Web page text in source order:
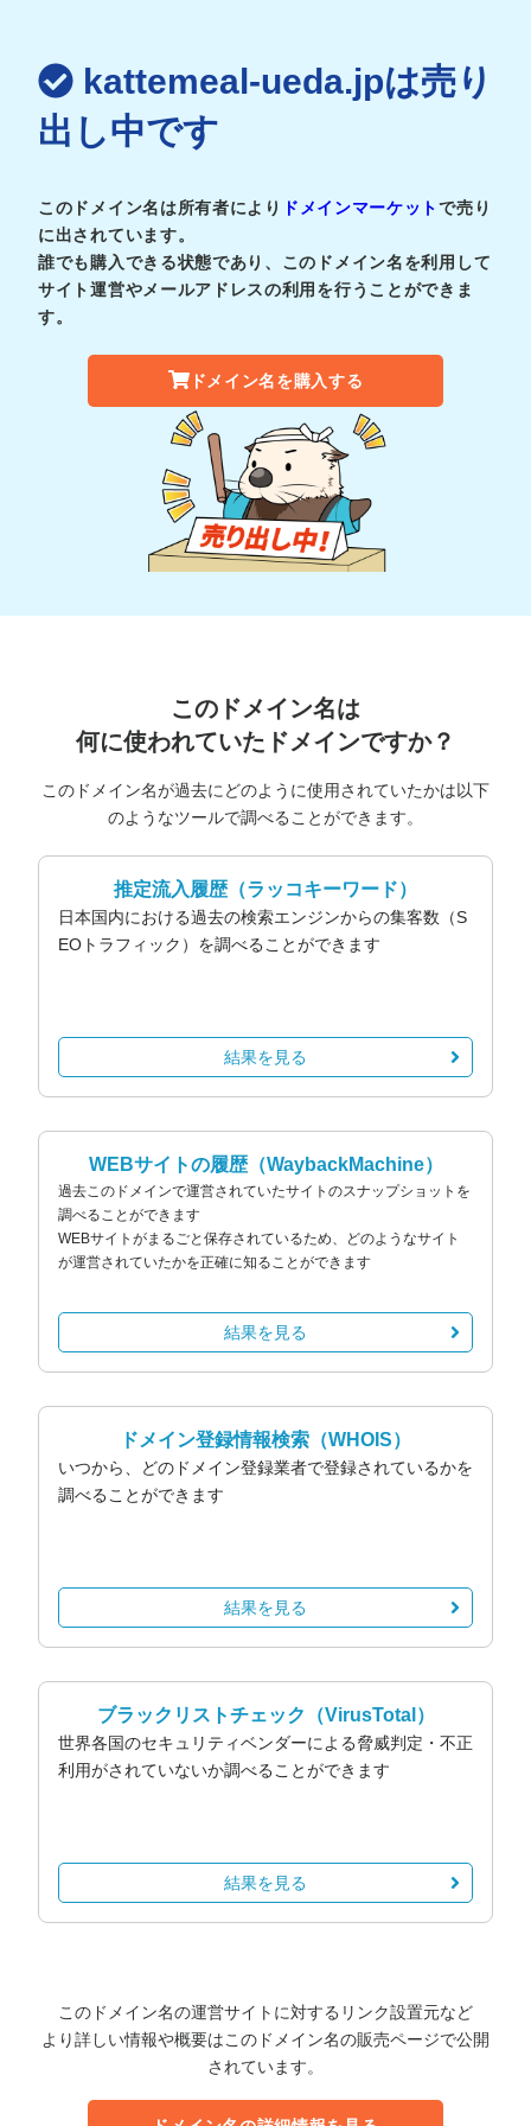
kattemeal-ueda.jpは売り
出し中です
このドメイン名は所有者により ドメインマーケットで売り
に出されています。
誰でも購入できる状態であり、このドメイン名を利用して
サイト運営やメールアドレスの利用を行うことができま
す。
ドメイン名を購入する
このドメイン名は
何に使われていたドメインですか？
このドメイン名が過去にどのように使用されていたかは以下
のようなツールで調べることができます。
推定流入履歴（ラッコキーワード）
日本国内における過去の検索エンジンからの集客数（S
EOトラフィック）を調べることができます
結果を見る
WEBサイトの履歴（WaybackMachine）
過去このドメインで運営されていたサイトのスナップショットを
調べることができます
WEBサイトがまるごと保存されているため、どのようなサイト
が運営されていたかを正確に知ることができます
結果を見る
ドメイン登録情報検索 （WHOIS）
いつから、どのドメイン登録業者で登録されているかを
調べることができます
結果を見る
ブラックリストチェック （VirusTotal）
世界各国のセキュリティベンダーによる脅威判定・不正
利用がされていないか調べることができます
結果を見る
このドメイン名の運営サイトに対するリンク設置元など
より詳しい情報や概要はこのドメイン名の販売ページで公開
されています。